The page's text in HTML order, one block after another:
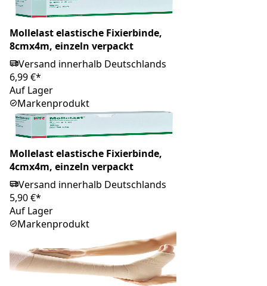
Mollelast elastische Fixierbinde,
8cmx4m, einzeln verpackt
Versand innerhalb Deutschlands
6,99 €*
Auf Lager
Markenprodukt
Mollelast elastische Fixierbinde,
4cmx4m, einzeln verpackt
Versand innerhalb Deutschlands
5,90 €*
Auf Lager
Markenprodukt